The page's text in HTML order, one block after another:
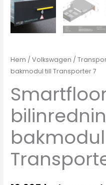
Hem /Volkswagen /
bakmodul till Transporter 7